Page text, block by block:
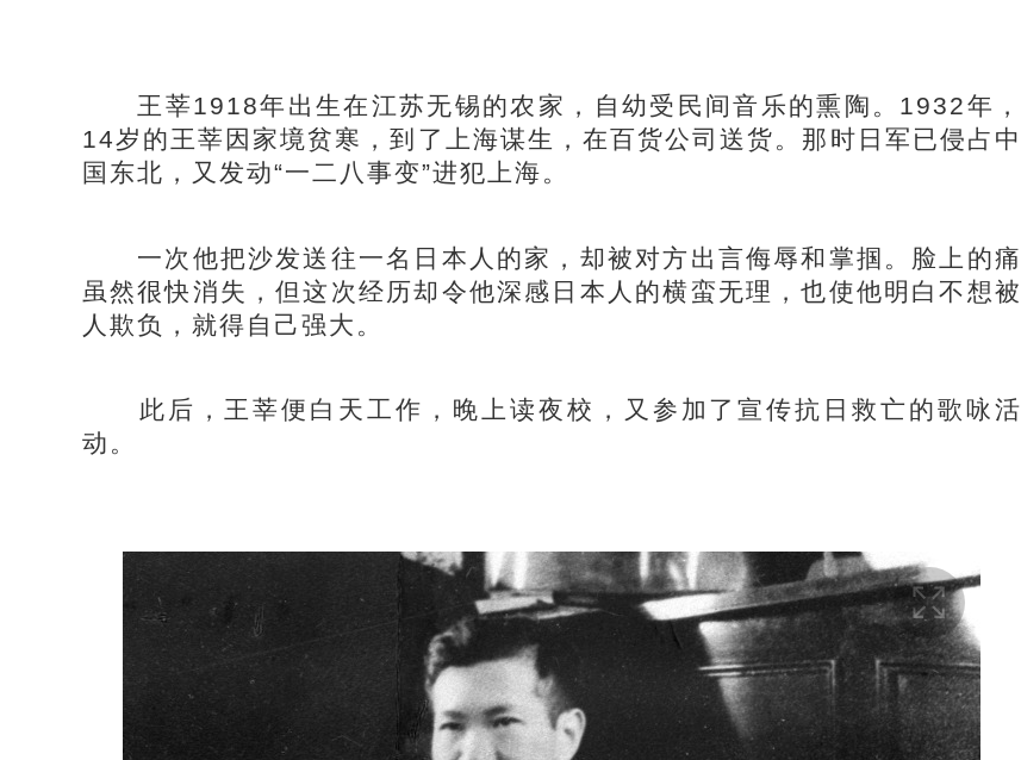
王莘1918年出生在江苏无锡的农家，自幼受民间音乐的熏陶。1932年，
14岁的王莘因家境贫寒，到了上海谋生，在百货公司送货。那时日军已侵占中
国东北，又发动“一二八事变”进犯上海。
一次他把沙发送往一名日本人的家，却被对方出言侮辱和掌掴。脸上的痛
虽然很快消失，但这次经历却令他深感日本人的横蛮无理，也使他明白不想被
人欺负，就得自己强大。
此后，王莘便白天工作，晚上读夜校，又参加了宣传抗日救亡的歌咏活
动。